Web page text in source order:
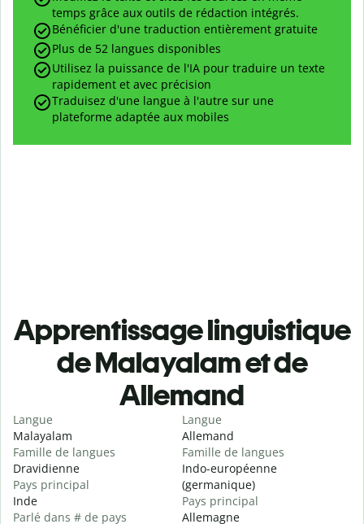
temps grâce aux outils de rédaction intégrés.
Bénéficier d'une traduction entièrement gratuite
Plus de 52 langues disponibles
Utilisez la puissance de l'IA pour traduire un texte
rapidement et avec précision
Traduisez d'une langue à l'autre sur une
plateforme adaptée aux mobiles
Apprentissage linguistique
de Malayalam et de
Allemand
Langue
Malayalam
Famille de langues
Dravidienne
Pays principal
Inde
Parlé dans # de pays
Langue
Allemand
Famille de langues
Indo-européenne
(germanique)
Pays principal
Allemagne